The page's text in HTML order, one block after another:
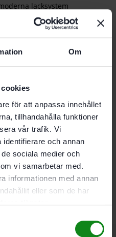
Om
för att anpassa innehållet
tillhandahålla funktioner
vår trafik. Vi
och annan
sociala medier och
vi samarbetar med.
informationen med annan
eller som de har
lacksystem
för VOC-lacker
hårda underlag
mineralmaterial. akryl.
125. ETSC 125. ETS EC
Diameter 125 mm
Slippapper STF
skriva en recension.